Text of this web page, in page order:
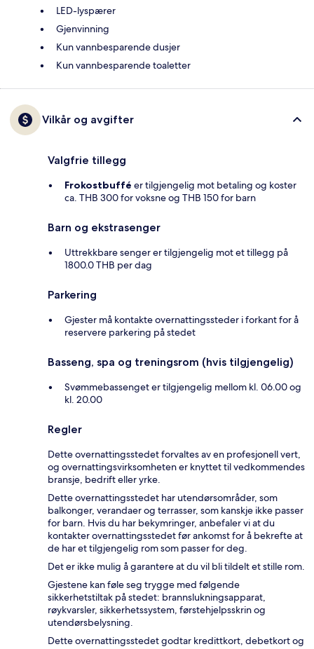
LED-lyspærer
Gjenvinning
Kun vannbesparende dusjer
Kun vannbesparende toaletter
Vilkår og avgifter
Valgfrie tillegg
Frokostbuffé er tilgjengelig mot betaling og koster
ca. THB 300 for voksne og THB 150 for barn
Barn og ekstrasenger
Uttrekkbare senger er tilgjengelig mot et tillegg på
1800.0 THB per dag
Parkering
Gjester må kontakte overnattingssteder i forkant for å
reservere parkering på stedet
Basseng, spa og treningsrom (hvis tilgjengelig)
Svømmebassenget er tilgjengelig mellom kl. 06.00 og
kl. 20.00
Regler
Dette overnattingsstedet forvaltes av en profesjonell vert,
og overnattingsvirksomheten er knyttet til vedkommendes
bransje, bedrift eller yrke.
Dette overnattingsstedet har utendørsområder, som
balkonger, verandaer og terrasser, som kanskje ikke passer
for barn. Hvis du har bekymringer, anbefaler vi at du
kontakter overnattingsstedet før ankomst for å bekrefte at
de har et tilgjengelig rom som passer for deg.
Det er ikke mulig å garantere at du vil bli tildelt et stille rom.
Gjestene kan føle seg trygge med følgende
sikkerhetstiltak på stedet: brannslukningsapparat,
røykvarsler, sikkerhetssystem, førstehjelpsskrin og
utendørsbelysning.
Dette overnattingsstedet godtar kredittkort, debetkort og